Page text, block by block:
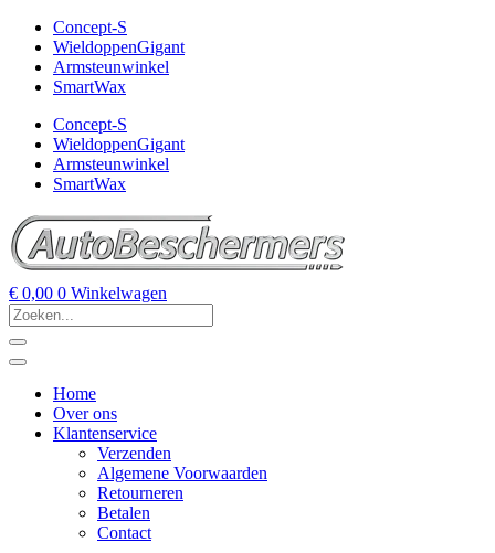
Concept-S
WieldoppenGigant
Armsteunwinkel
SmartWax
Concept-S
WieldoppenGigant
Armsteunwinkel
SmartWax
€ 0,00 0 Winkelwagen
Home
Over ons
Klantenservice
Verzenden
Algemene Voorwaarden
Retourneren
Betalen
Contact